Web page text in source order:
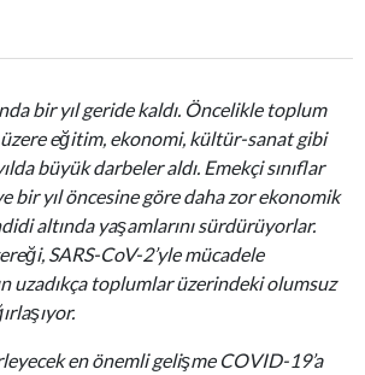
bir yıl geride kaldı. Öncelikle toplum
üzere eğitim, ekonomi, kültür-sanat gibi
büyük darbeler aldı. Emekçi sınıflar
bir yıl öncesine göre daha zor ekonomik
altında yaşamlarını sürdürüyorlar.
SARS-CoV-2’yle mücadele
uzadıkça toplumlar üzerindeki olumsuz
en önemli gelişme COVID-19’a